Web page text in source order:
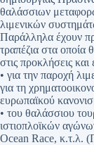
θαλάσσιων
λιμενικών
Παράλληλα έχουν
τραπέζια στα
στις προκλήσεις και
• για την παροχή
για τη
ευρωπαϊκού
• του θαλάσσιου
ιστιοπλοϊκών
Ocean Race, κ.τ.λ.